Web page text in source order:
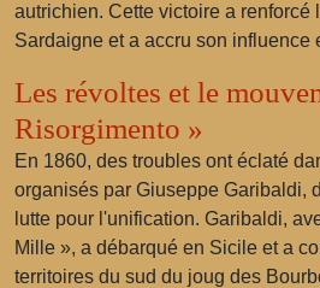
autrichien. Cette victoire a renforcé
Sardaigne et a accru son influence
Les révoltes et le
Risorgimento »
En 1860, des troubles ont éclaté
organisés par Giuseppe Garibaldi,
lutte pour l'unification. Garibaldi,
Mille », a débarqué en Sicile et a
territoires du sud du joug des